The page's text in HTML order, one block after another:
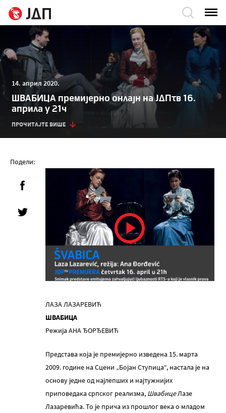
14. април 2020.
ШВАБИЦА премијерно онлајн на ЈДПтв 16.
априла у 21ч
ПРОЧИТАЈТЕ ВИШЕ
Подели:
ЛАЗА ЛАЗАРЕВИЋ
ШВАБИЦА
Режија АНА ЂОРЂЕВИЋ
Представа којa је премијерно изведена 15. марта
2009. године на Сцени „Бојан Ступица“, настала је на
основу једне од најлепших и најтужнијих
приповедака српског реализма, ШвабицеЛазе
Лазаревића. То је прича из прошлог века о младом